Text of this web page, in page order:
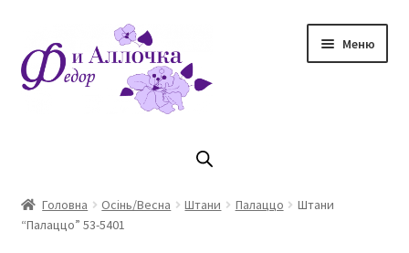
до
навігації
до
контенту
Меню
Магазин
Головна Осінь/Весна Штани Палаццо
Штани
“Палаццо” 53-5401